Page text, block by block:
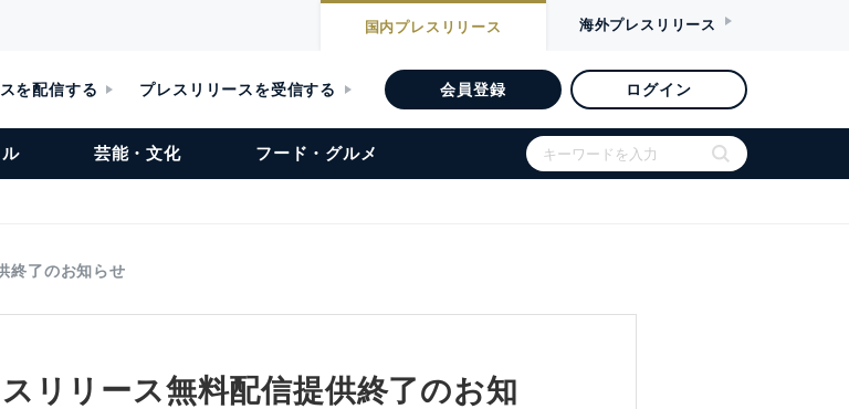
国内プレスリリース 海外プレスリリース
を配信する プレスリリースを受信する 会員登録 ログイン
芸能・文化 フード・グルメ
終了のお知らせ
リリース無料配信提供終了のお知